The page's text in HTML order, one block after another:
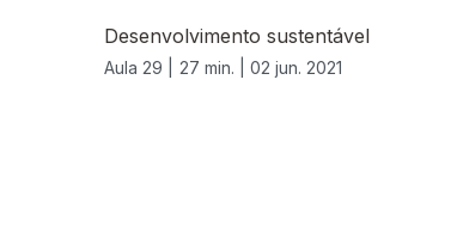
Desenvolvimento sustentável
Aula 29 | 27 min. | 02 jun. 2021